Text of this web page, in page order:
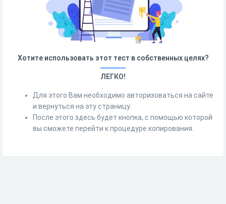
Хотите использовать этот тест в собственных целях?
ЛЕГКО!
Для этого Вам необходимо авторизоваться на сайте
и вернуться на эту страницу.
После этого здесь будет кнопка, с помощью которой
вы сможете перейти к процедуре копирования.